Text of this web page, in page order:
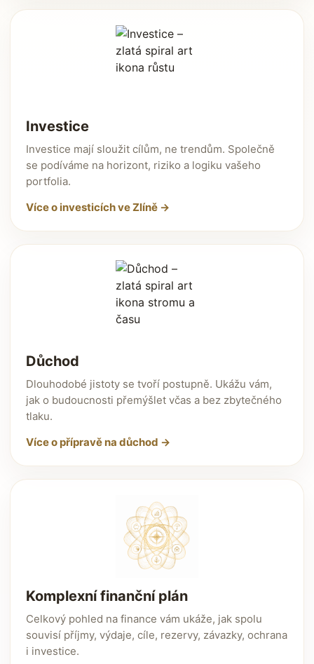
Investice
Investice mají sloužit cílům, ne trendům. Společně
se podíváme na horizont, riziko a logiku vašeho
portfolia.
Více o investicích ve Zlíně →
Důchod
Dlouhodobé jistoty se tvoří postupně. Ukážu vám,
jak o budoucnosti přemýšlet včas a bez zbytečného
tlaku.
Více o přípravě na důchod →
Komplexní finanční plán
Celkový pohled na finance vám ukáže, jak spolu
souvisí příjmy, výdaje, cíle, rezervy, závazky, ochrana
i investice.